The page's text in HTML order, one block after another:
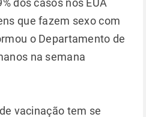
dos casos nos EUA
que fazem sexo com
o Departamento de
na semana
vacinação tem se